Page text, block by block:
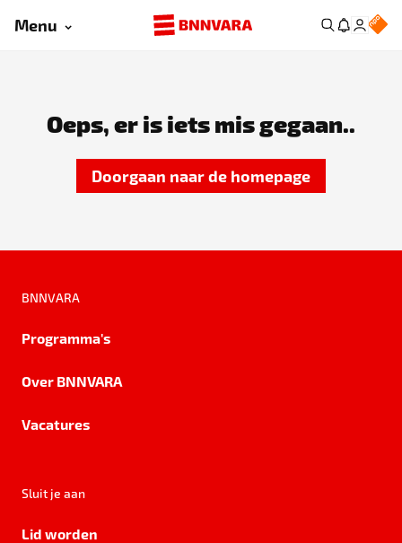
Menu
Oeps, er is iets mis gegaan..
Doorgaan naar de homepage
BNNVARA
Programma's
Over BNNVARA
Vacatures
Sluit je aan
Lid worden